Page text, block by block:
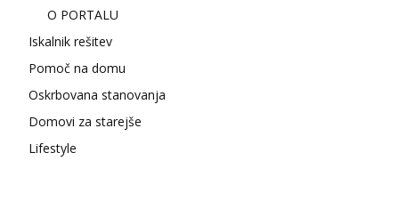
O PORTALU
Iskalnik rešitev
Pomoč na domu
Oskrbovana stanovanja
Domovi za starejše
Lifestyle